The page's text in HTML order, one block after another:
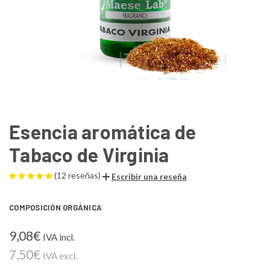
Esencia aromática de
Tabaco de Virginia
(12 reseñas) Escribir una reseña
COMPOSICIÓN ORGÁNICA
9,08€ IVA incl.
7,50€ IVA excl.